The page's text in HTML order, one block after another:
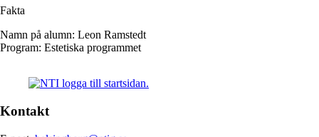
Fakta
Namn på alumn: Leon Ramstedt
Program: Estetiska programmet
Kontakt